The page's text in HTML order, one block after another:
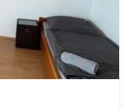
1 wechseln
2 wechseln
3 wechseln